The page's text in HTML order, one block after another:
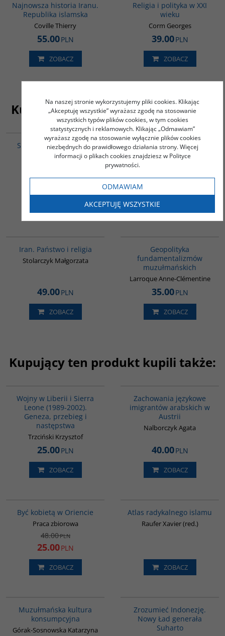
Najnowsza historia Iranu.
Republika islamska
Coville Thierry
55.00PLN
ZOBACZ
Religia i polityka w XXI
wieku
Corm Georges
39.00PLN
ZOBACZ
Kupujący ten produkt kupili także
G586
Syria. Porażka strategii
Zachodu
Państwo Islamskie.
Geneza nowego kalifatu
Hanne Olivier / Flichy de La
Iran. Państwo i religia
Stolarczyk Małgorzata
49.00PLN
ZOBACZ
Geopolityka
fundamentalizmów
muzułmańskich
Larroque Anne-Clémentine
35.00PLN
ZOBACZ
Kupujący ten produkt kupili także:
Wojny w Liberii i Sierra
Leone (1989-2002).
Geneza, przebieg i
następstwa
Trzciński Krzysztof
25.00PLN
ZOBACZ
Zachowania językowe
imigrantów arabskich w
Austrii
Nalborczyk Agata
40.00PLN
ZOBACZ
Być kobietą w Oriencie
Praca zbiorowa
48.00PLN
25.00PLN
ZOBACZ
Atlas radykalnego islamu
Raufer Xavier (red.)
ZOBACZ
Muzułmańska kultura
konsumpcyjna
Górak-Sosnowska Katarzyna
Zrozumieć Indonezję.
Nowy Ład generała
Suharto
Na naszej stronie wykorzystujemy pliki cookies. Klikając
„Akceptuję wszystkie” wyrażasz zgodę na stosowanie
wszystkich typów plików cookies, w tym cookies
statystycznych i reklamowych. Klikając „Odmawiam”
wyrażasz zgodę na stosowanie wyłącznie plików cookies
niezbędnych do prawidłowego działania strony. Więcej
informacji o plikach cookies znajdziesz w Polityce
prywatności.
ODMAWIAM
AKCEPTUJĘ WSZYSTKIE